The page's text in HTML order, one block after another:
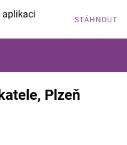
aplikaci STÁHNOUT
Plzeň